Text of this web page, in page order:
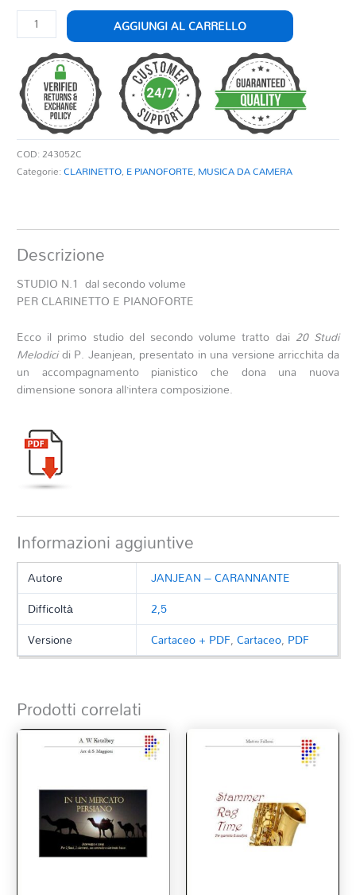
STUDIO
N.1
CLARINETTO
E
PIANOFORTE
quantità
AGGIUNGI AL CARRELLO
COD:243052C
Categorie:CLARINETTO, E PIANOFORTE, MUSICA DA CAMERA
Descrizione
STUDIO N.1 dal secondo volume
PER CLARINETTO E PIANOFORTE
Ecco il primo studio del secondo volume tratto dai 20 Studi
Melodicidi P. Jeanjean, presentato in una versione arricchita da
un accompagnamento pianistico che dona una nuova
dimensione sonora all’intera composizione.
Informazioni aggiuntive
Autore
JANJEAN – CARANNANTE
Difficoltà
2,5
Versione
Cartaceo + PDF,Cartaceo, PDF
Prodotti correlati